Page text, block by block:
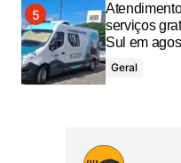
serviços
Sul em
Geral